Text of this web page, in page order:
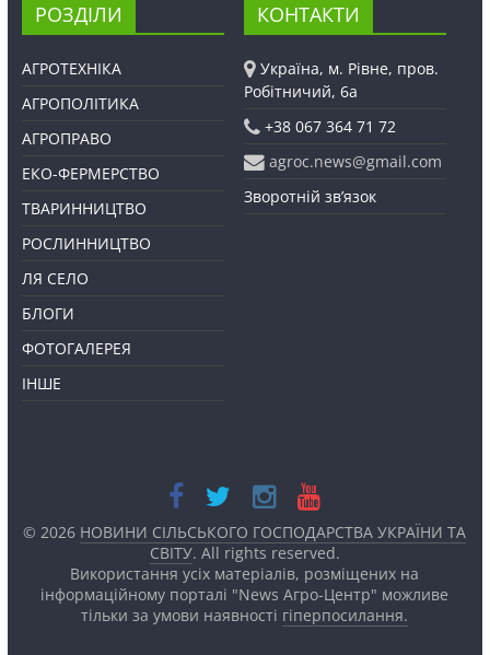
РОЗДІЛИ
АГРОТЕХНІКА
АГРОПОЛІТИКА
АГРОПРАВО
ЕКО-ФЕРМЕРСТВО
ТВАРИННИЦТВО
РОСЛИННИЦТВО
ЛЯ СЕЛО
БЛОГИ
ФОТОГАЛЕРЕЯ
ІНШЕ
КОНТАКТИ
Україна, м. Рівне, пров.
Робітничий, 6а
+38 067 364 71 72
agroc.news@gmail.com
Зворотній зв’язок
© 2026 НОВИНИ СІЛЬСЬКОГО ГОСПОДАРСТВА УКРАЇНИ ТА
СВІТУ. All rights reserved.
Використання усіх матеріалів, розміщених на
інформаційному порталі "News Агро-Центр" можливе
тільки за умови наявності гіперпосилання.